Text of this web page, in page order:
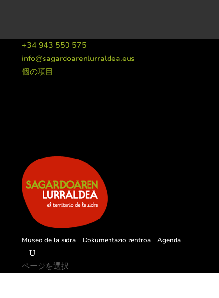
+34 943 550 575
info@sagardoarenlurraldea.eus
個の項目
Museo de la sidra Dokumentazio zentroa Agenda
ページを選択